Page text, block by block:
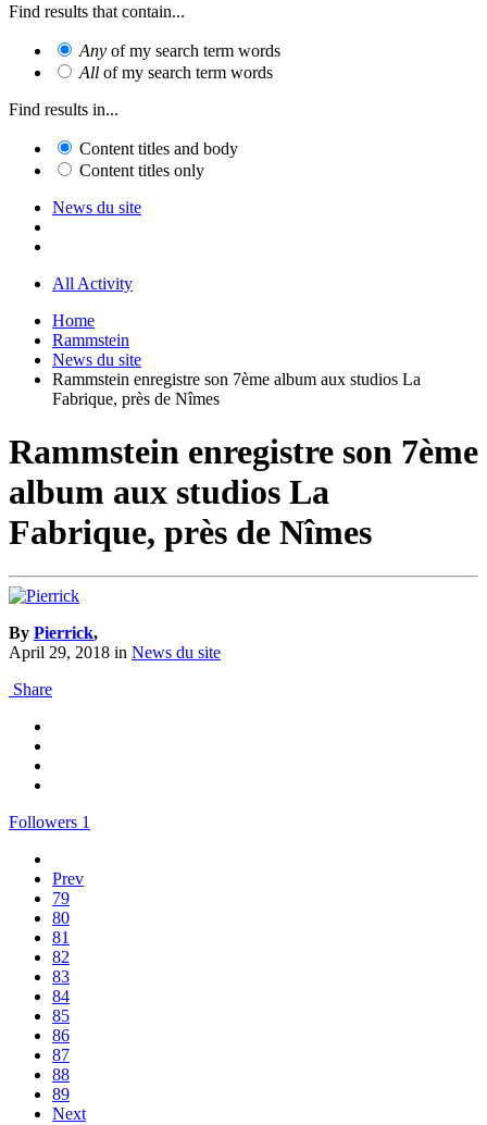
Find results that contain...
Any of my search term words
All of my search term words
Find results in...
Content titles and body
Content titles only
News du site
All Activity
Home
Rammstein
News du site
Rammstein enregistre son 7ème album aux studios La
Fabrique, près de Nîmes
Rammstein enregistre son 7ème
album aux studios La
Fabrique, près de Nîmes
By Pierrick,
April 29, 2018 in News du site
Share
Followers 1
Prev
79
80
81
82
83
84
85
86
87
88
89
Next